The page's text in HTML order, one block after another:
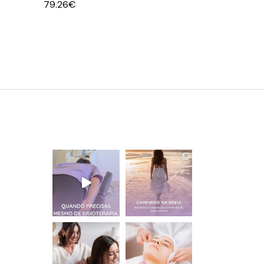
79.26€